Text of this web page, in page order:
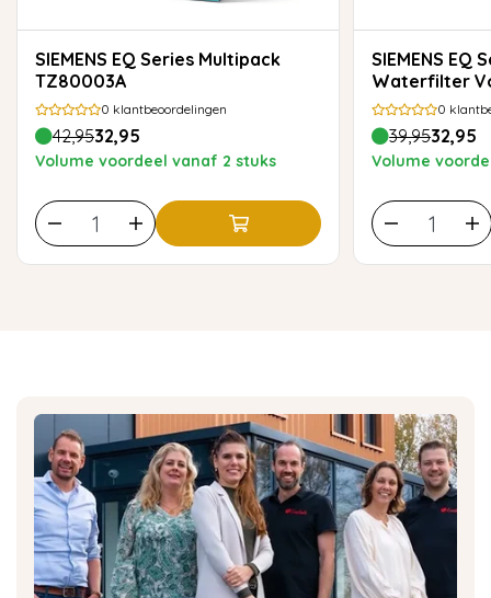
SIEMENS EQ Series Multipack
TZ80003A
0 klantbeoordelingen
42,9532,95
Volume voordeel vanaf 2 stuks
SIEMENS EQ Series - Brita Intenza
Waterfilter
0
39,9532,95
Volume